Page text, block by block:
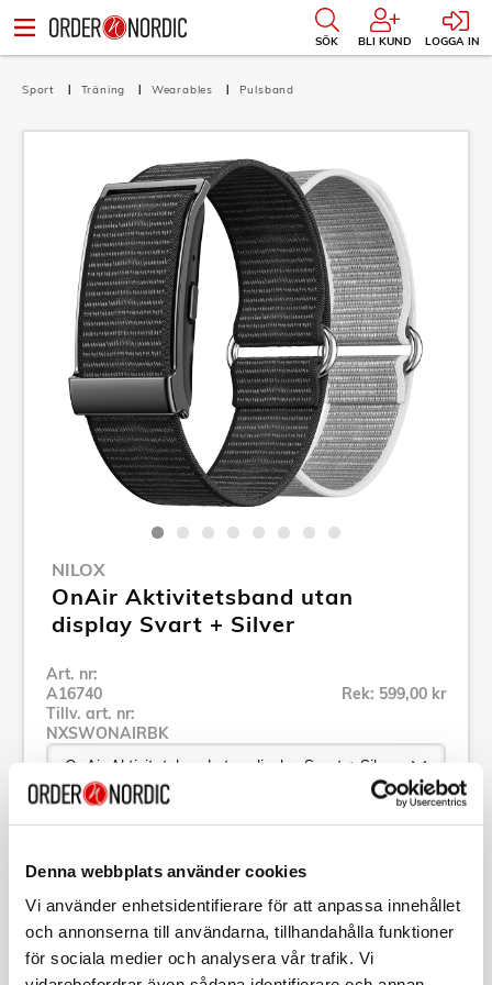
Denna webbplats använder cookies
Vi använder enhetsidentifierare för att anpassa innehållet
och annonserna till användarna, tillhandahålla funktioner
för sociala medier och analysera vår trafik. Vi
SÖK BLI KUND LOGGA IN
Sport Träning Wearables Pulsband
NILOX
OnAir Aktivitetsband utan
display Svart + Silver
Art. nr:
A16740
Tillv. art. nr:
NXSWONAIRBK
Rek: 599,00 kr
Specifikation
Beskrivning